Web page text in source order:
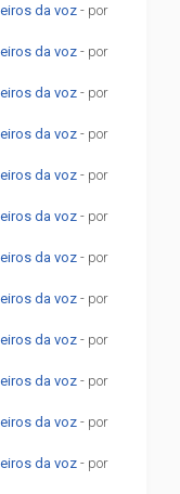
da voz - por
da voz - por
da voz - por
da voz - por
da voz - por
da voz - por
da voz - por
da voz - por
da voz - por
da voz - por
da voz - por
da voz - por